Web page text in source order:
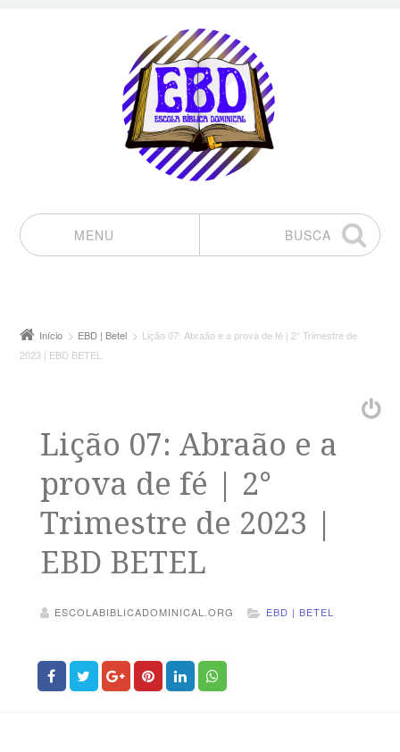
MENU
BUSCA
Início EBD | Betel
Lição 07: Abraão e a prova de fé | 2° Trimestre de
2023 | EBD BETEL
Lição 07: Abraão e a
prova de fé | 2°
Trimestre de 2023 |
EBD BETEL
ESCOLABIBLICADOMINICAL.ORG EBD | BETEL